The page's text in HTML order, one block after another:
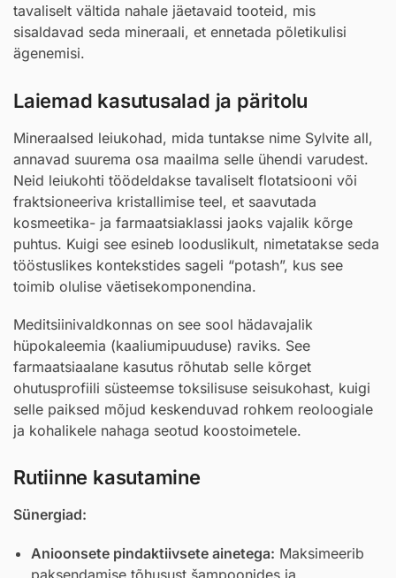
tavaliselt vältida nahale jäetavaid tooteid, mis
sisaldavad seda mineraali, et ennetada põletikulisi
ägenemisi.
Laiemad kasutusalad ja päritolu
Mineraalsed leiukohad, mida tuntakse nime Sylvite all,
annavad suurema osa maailma selle ühendi varudest.
Neid leiukohti töödeldakse tavaliselt flotatsiooni või
fraktsioneeriva kristallimise teel, et saavutada
kosmeetika- ja farmaatsiaklassi jaoks vajalik kõrge
puhtus. Kuigi see esineb looduslikult, nimetatakse seda
tööstuslikes kontekstides sageli “potash”, kus see
toimib olulise väetisekomponendina.
Meditsiinivaldkonnas on see sool hädavajalik
hüpokaleemia (kaaliumipuuduse) raviks. See
farmaatsiaalane kasutus rõhutab selle kõrget
ohutusprofiili süsteemse toksilisuse seisukohast, kuigi
selle paiksed mõjud keskenduvad rohkem reoloogiale
ja kohalikele nahaga seotud koostoimetele.
Rutiinne kasutamine
Sünergiad:
Anioonsete pindaktiivsete ainetega: Maksimeerib
paksendamise tõhusust šampoonides ja